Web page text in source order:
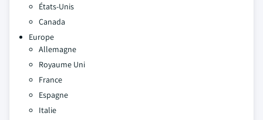
États-Unis
Canada
Europe
Allemagne
Royaume Uni
France
Espagne
Italie